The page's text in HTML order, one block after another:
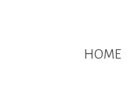
HOME